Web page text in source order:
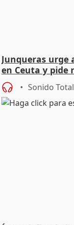
Junqueras urge
en Ceuta y pide
Sonido